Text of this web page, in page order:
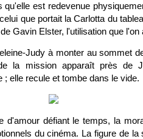
qu'elle est redevenue
que portait la Carlotta du
Gavin Elster, l'utilisation que l'on
Judy à monter au sommet
la mission apparaît près de
; elle recule et tombe dans le vide.
d'amour défiant le temps, la
du cinéma. La figure de